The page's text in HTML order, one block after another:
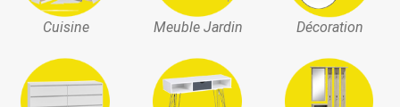
Cuisine Meuble Jardin Décoration